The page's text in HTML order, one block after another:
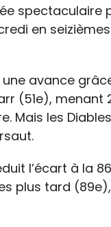
spectaculaire
en
avance
(51e), menant
Mais les
l’écart à la
plus tard